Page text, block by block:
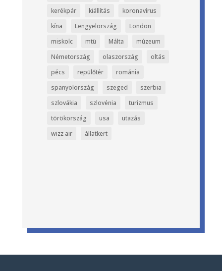
kerékpár
kiállítás
koronavírus
kína
Lengyelország
London
miskolc
mtü Málta
múzeum
Németország
olaszország
oltás
pécs
repülőtér
románia
spanyolország
szeged
szerbia
szlovákia
szlovénia
turizmus
törökország
usa
utazás
wizz air
állatkert